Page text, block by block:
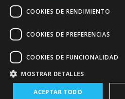
Colaboración
Política de
COOKIES DE RENDIMIENTO
COOKIES DE PREFERENCIAS
COOKIES DE FUNCIONALIDAD
MOSTRAR DETALLES
ACEPTAR TODO